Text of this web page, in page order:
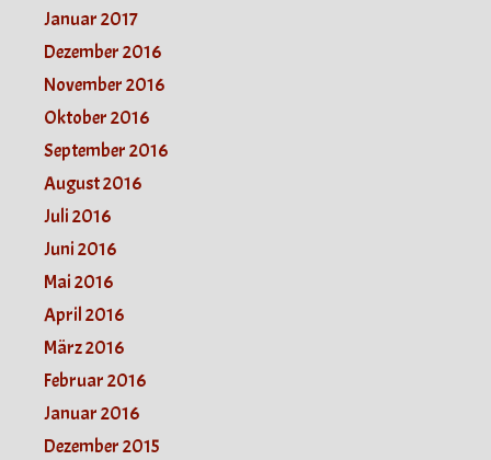
Januar 2017
Dezember 2016
November 2016
Oktober 2016
September 2016
August 2016
Juli 2016
Juni 2016
Mai 2016
April 2016
März 2016
Februar 2016
Januar 2016
Dezember 2015